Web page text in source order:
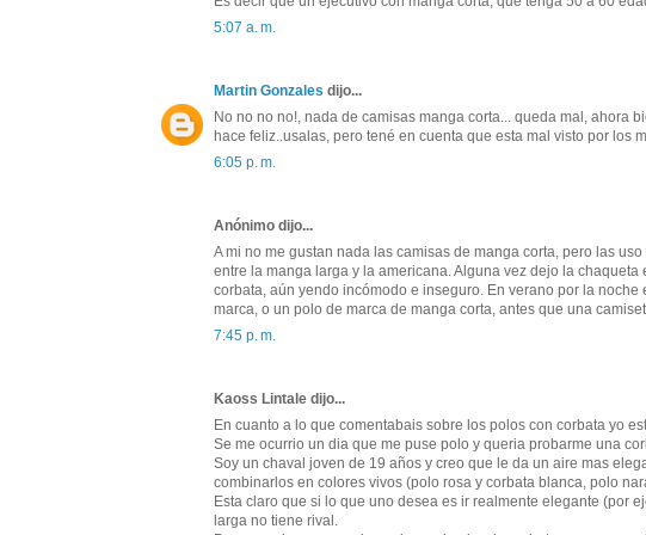
5:07 a. m.
Martin Gonzales dijo...
No no no no!, nada de camisas manga corta... queda mal, ahora
hace feliz..usalas, pero tené en cuenta que esta mal visto por los
6:05 p. m.
Anónimo dijo...
A mi no me gustan nada las camisas de manga corta, pero las
entre la manga larga y la americana. Alguna vez dejo la
corbata, aún yendo incómodo e inseguro. En verano por la
marca, o un polo de marca de manga corta, antes que una
7:45 p. m.
Kaoss Lintale dijo...
En cuanto a lo que comentabais sobre los polos con corbata yo
Se me ocurrio un dia que me puse polo y queria probarme una
Soy un chaval joven de 19 años y creo que le da un aire mas
combinarlos en colores vivos (polo rosa y corbata blanca, polo
Esta claro que si lo que uno desea es ir realmente elegante (por
larga no tiene rival.